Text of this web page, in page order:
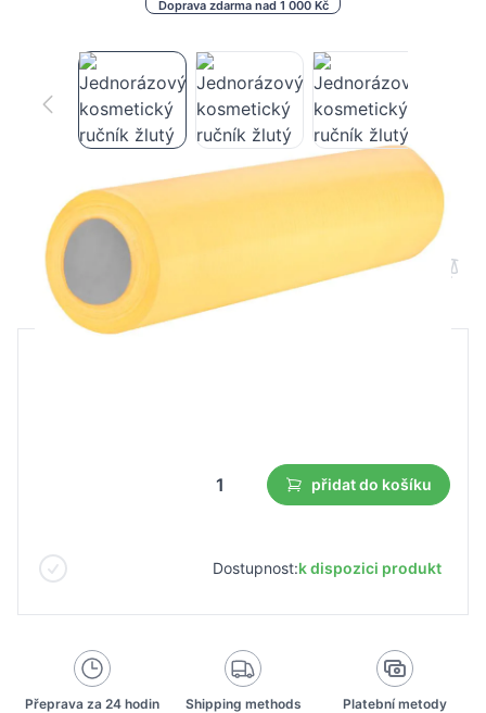
Doprava zdarma nad 1 000 Kč
Jednorázový kosmetický ručník žlutý
Maloobchodní cena
přidat do košíku
Dostupnost:k dispozici produkt
Přeprava za 24 hodin
Shipping methods
Platební metody